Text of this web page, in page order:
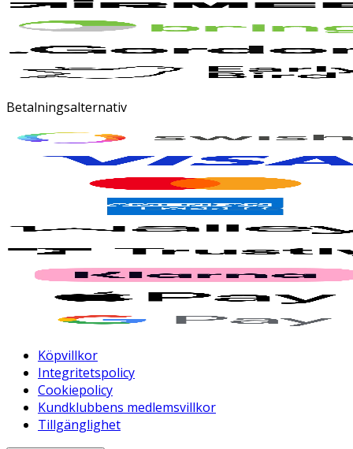
Betalningsalternativ
Köpvillkor
Integritetspolicy
Cookiepolicy
Kundklubbens medlemsvillkor
Tillgänglighet